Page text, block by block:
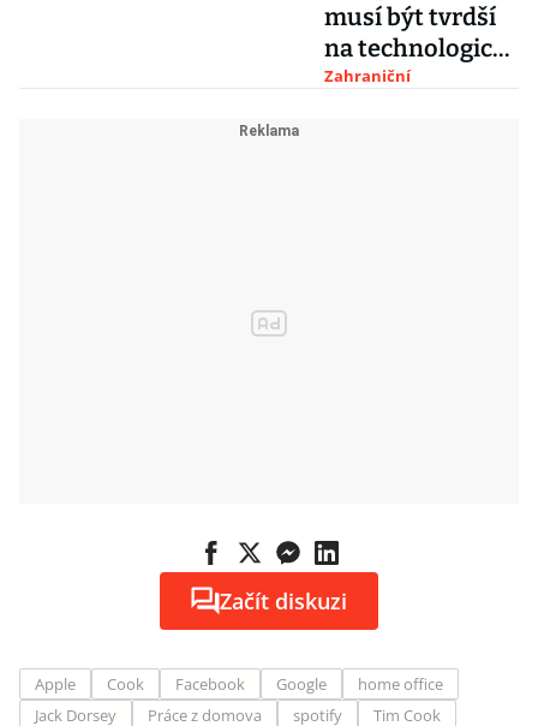
musí být tvrdší
na technologické
giganty, přeje si
Zahraniční
Začít diskuzi
Apple Cook Facebook Google
home office
Jack Dorsey
Práce z domova spotify Tim Cook